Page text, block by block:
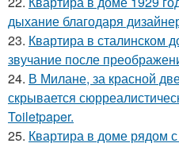
дыхание благодаря
23. Квартира в сталинском
звучание после
24. В Милане, за красной
скрывается
Toiletpaper.
25. Квартира в доме рядом